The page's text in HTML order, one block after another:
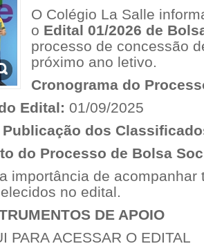
O Colégio La Salle
o Edital 01/2026 de
processo de concessão
próximo ano letivo.
Cronograma do
Edital: 01/09/2025
Publicação dos
do Processo de Bolsa
importância de acompanhar
no edital.
DE APOIO
PARA ACESSAR O EDITAL